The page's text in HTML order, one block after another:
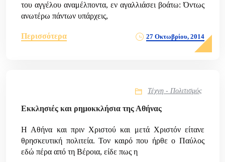
του αγγέλου αναμέλποντα, εν αγαλλιάσει βοάτω: Όντως
ανωτέρω πάντων υπάρχεις,
Περισσότερα 27 Οκτωβρίου, 2014
Τέχνη - Πολιτισμός
Εκκλησιές και ρημοκκλήσια της Αθήνας
Η Αθήνα και πριν Χριστού και μετά Χριστόν είτανε
θρησκευτική πολιτεία. Τον καιρό που ήρθε ο Παύλος
εδώ πέρα από τη Βέροια, είδε πως η